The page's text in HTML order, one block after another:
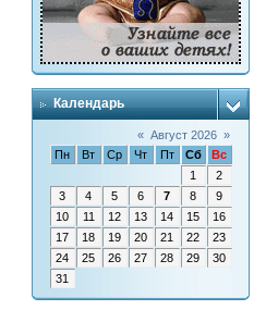
Календарь
« Август 2026 »
Пн
Вт Ср Чт Пт Сб
Вс
1
2
3
4 5 6 7 8
9
10
11 12 13 14 15
16
17
18 19 20 21 22
23
24
25 26 27 28 29
30
31